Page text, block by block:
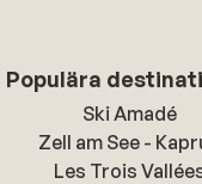
Populära
Ski Amadé
Zell am See -
Les Trois